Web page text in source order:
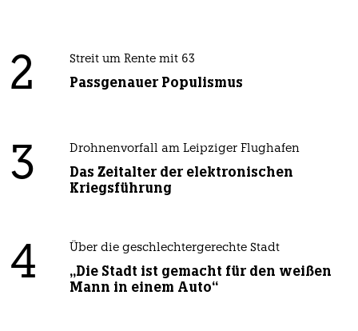
2 Streit um Rente mit 63
Passgenauer Populismus
3 Drohnenvorfall am Leipziger Flughafen
Das Zeitalter der elektronischen
Kriegsführung
4 Über die geschlechtergerechte Stadt
„Die Stadt ist gemacht für den weißen
Mann in einem Auto“